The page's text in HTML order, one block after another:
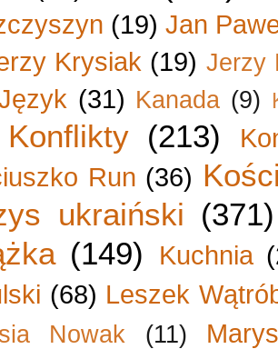
(19) Jan
Krysiak (19) Jerzy
(31) Kanada (9)
Konflikty (213)
Run (36)
ukraiński (371)
(149) Kuchnia
(68) Leszek
Nowak (11)